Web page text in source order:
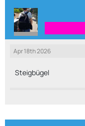
Apr 18th 2026
Steigbügel